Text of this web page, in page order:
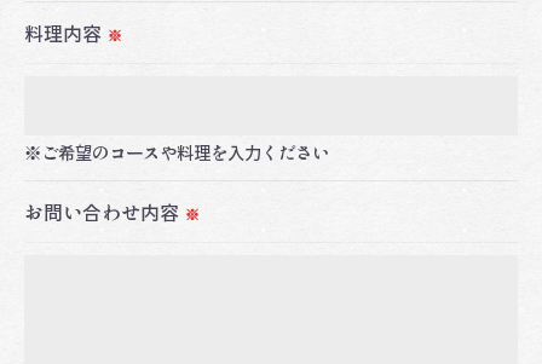
当社では、お客様の個人情報の開示･訂正･削除・利
用停止の手続を定めさせて頂いております。
ご本人である事を確認のうえ、対応させて頂きま
料理内容 ※
※ご希望のコースや料理を入力ください
お問い合わせ内容 ※